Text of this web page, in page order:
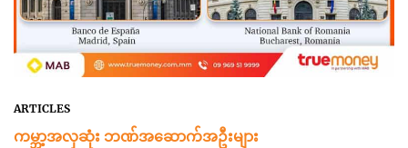
ARTICLES
ကမ္ဘာ့အလှဆုံး ဘဏ်အဆောက်အဦးများ